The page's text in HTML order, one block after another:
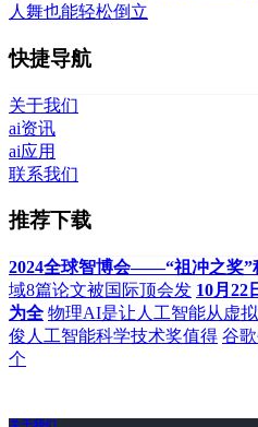
人舞也能轻松倒立
快捷导航
关于我们
ai资讯
ai应用
联系我们
推荐下载
2024全球智博会——“祖冲之奖”
域8篇论文被国际顶会发 10月22
为全 物理AI是让人工智能从虚
俊人工智能科学技术奖值得 谷
个